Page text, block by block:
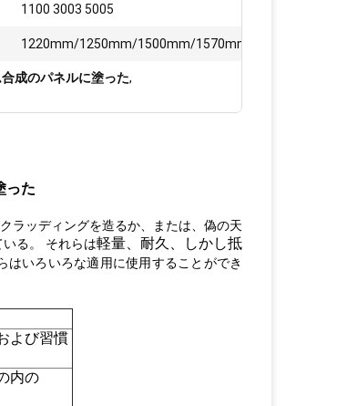
1100 3003 5005
1220mm/1250mm/1500mm/1570mm/2000mm
成のパネルに塗った,
った
ラッディングを造るか、または、偽の天
る。 それらは軽量 、耐久、しかし抵
いろいろな適用に使用することができ
よび習慣
内の